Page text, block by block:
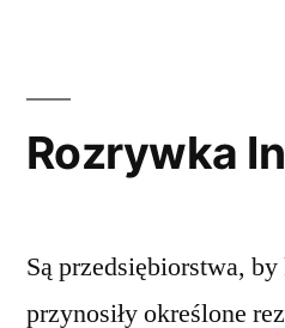
Rozrywka
Są przedsiębiorstwa,
przynosiły określone